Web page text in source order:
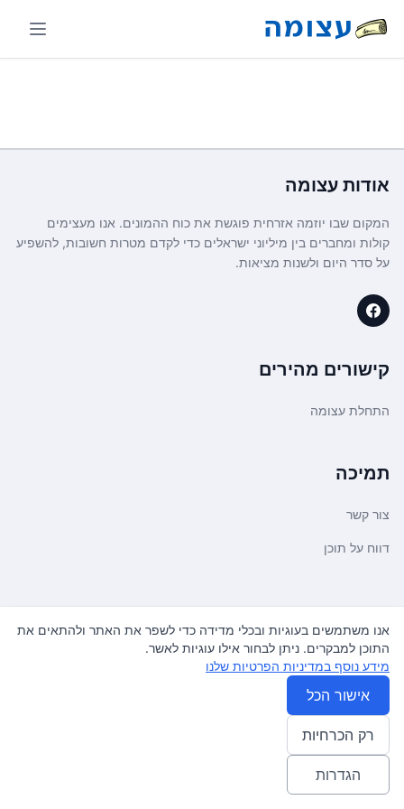
אודות עצומה
המקום שבו יוזמה אזרחית פוגשת את כוח ההמונים. אנו מעצימים
קולות ומחברים בין מיליוני ישראלים כדי לקדם מטרות חשובות, להשפיע
על סדר היום ולשנות מציאות.
קישורים מהירים
התחלת עצומה
תמיכה
צור קשר
דווח על תוכן
משפטי ועדכונים
מדיניות פרטיות
תנאי שימוש
© 2026 עצומה. כל הזכויות שמורות.
אנו משתמשים בעוגיות ובכלי מדידה כדי לשפר את האתר ולהתאים את
התוכן למבקרים. ניתן לבחור אילו עוגיות לאשר.
מידע נוסף במדיניות הפרטיות שלנו
אישור הכל
רק הכרחיות
הגדרות